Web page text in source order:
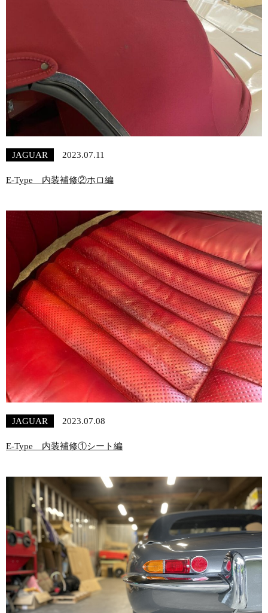
JAGUAR 2023.07.11
E-Type 内装補修②ホロ編
JAGUAR 2023.07.08
E-Type 内装補修①シート編